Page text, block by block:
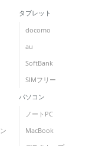
タブレット
docomo
au
SoftBank
SIMフリー
パソコン
ノートPC
MacBook